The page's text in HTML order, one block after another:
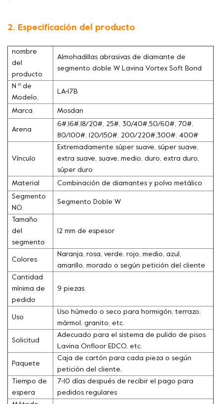
2. Especificación del producto
nombre
del
producto
Almohadillas abrasivas de diamante de
segmento doble W Lavina Vortex Soft Bond
N º de
Modelo.
LA-17B
Marca Mosdan
Arena
6#,16#,18/20#, 25#, 30/40#,50/60#, 70#,
80/100#, 120/150#, 200/220#,300#, 400#
Vínculo
Extremadamente súper suave, súper suave,
extra suave, suave, medio, duro, extra duro,
súper duro
Material Combinación de diamantes y polvo metálico
Segmento
NO.
Segmento Doble W
Tamaño
del
segmento
12 mm de espesor
Colores
Naranja, rosa, verde, rojo, medio, azul,
amarillo, morado o según petición del cliente
Cantidad
mínima de
pedido
9 piezas
Uso
Uso húmedo o seco para hormigón, terrazo,
mármol, granito, etc.
Solicitud
Adecuado para el sistema de pulido de pisos
Lavina Onfloor EDCO, etc.
Paquete
Caja de cartón para cada pieza o según
petición del cliente.
Tiempo de
espera
7-10 días después de recibir el pago para
pedidos regulares